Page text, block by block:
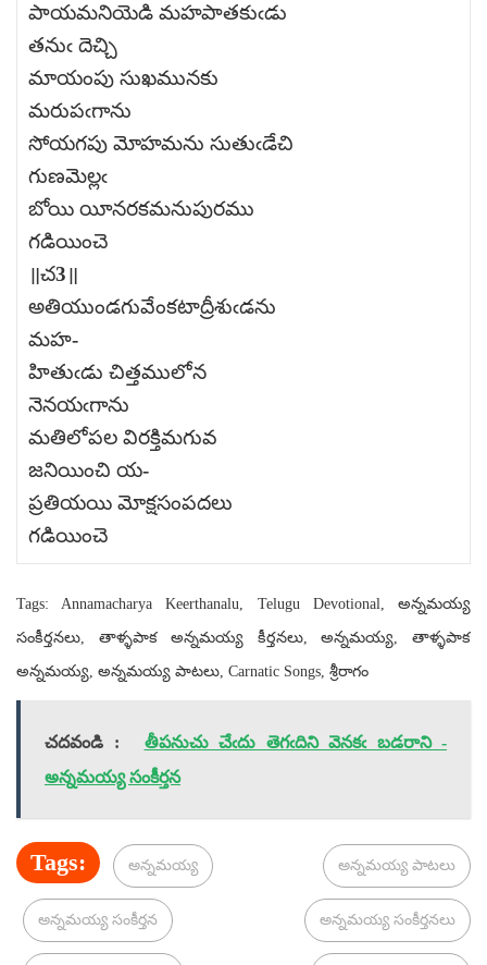
పాయమనియెడి మహపాతకుఁడు
తనుఁ దెచ్చి
మాయంపు సుఖమునకు
మరుపఁగాను
సోయగపు మోహమను సుతుఁడేచి
గుణమెల్లఁ
బోయి యీనరకమనుపురము
గడియించె
॥చ3॥
అతియుండగువేంకటాద్రీశుఁడను
మహ-
హితుఁడు చిత్తములోన
నెనయఁగాను
మతిలోపల విరక్తిమగువ
జనియించి య-
ప్రతియయి మోక్షసంపదలు
గడియించె
Tags: Annamacharya Keerthanalu, Telugu Devotional, అన్నమయ్య
సంకీర్తనలు, తాళ్ళపాక అన్నమయ్య కీర్తనలు, అన్నమయ్య, తాళ్ళపాక
అన్నమయ్య, అన్నమయ్య పాటలు, Carnatic Songs, శ్రీరాగం
చదవండి :
తీపనుచు చేఁదు తెగఁదిని వెనకఁ బడరాని -
అన్నమయ్య సంకీర్తన
Tags: అన్నమయ్య అన్నమయ్య పాటలు
అన్నమయ్య సంకీర్తన అన్నమయ్య సంకీర్తనలు